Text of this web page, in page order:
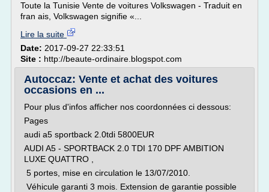
Toute la Tunisie Vente de voitures Volkswagen - Traduit en
fran ais, Volkswagen signifie «...
Lire la suite
Date: 2017-09-27 22:33:51
Site : http://beaute-ordinaire.blogspot.com
Autoccaz: Vente et achat des voitures
occasions en ...
Pour plus d'infos afficher nos coordonnées ci dessous:
Pages
audi a5 sportback 2.0tdi 5800EUR
AUDI A5 - SPORTBACK 2.0 TDI 170 DPF AMBITION
LUXE QUATTRO ,
5 portes, mise en circulation le 13/07/2010.
Véhicule garanti 3 mois. Extension de garantie possible